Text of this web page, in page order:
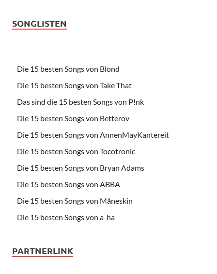
SONGLISTEN
Die 15 besten Songs von Blond
Die 15 besten Songs von Take That
Das sind die 15 besten Songs von P!nk
Die 15 besten Songs von Betterov
Die 15 besten Songs von AnnenMayKantereit
Die 15 besten Songs von Tocotronic
Die 15 besten Songs von Bryan Adams
Die 15 besten Songs von ABBA
Die 15 besten Songs von Måneskin
Die 15 besten Songs von a-ha
PARTNERLINK